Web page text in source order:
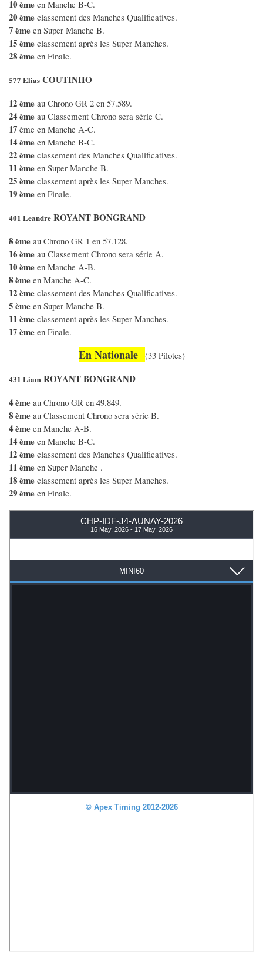
10 ème en Manche B-C.
20 ème classement des Manches Qualificatives.
7 ème en Super Manche B.
15 ème classement après les Super Manches.
28 ème en Finale.
577 Elias COUTINHO
12 ème au Chrono GR 2 en 57.589.
24 ème au Classement Chrono sera série C.
17 ème en Manche A-C.
14 ème en Manche B-C.
22 ème classement des Manches Qualificatives.
11 ème en Super Manche B.
25 ème classement après les Super Manches.
19 ème en Finale.
401 Leandre ROYANT BONGRAND
8 ème au Chrono GR 1 en 57.128.
16 ème au Classement Chrono sera série A.
10 ème en Manche A-B.
8 ème en Manche A-C.
12 ème classement des Manches Qualificatives.
5 ème en Super Manche B.
11 ème classement après les Super Manches.
17 ème en Finale.
En Nationale (33 Pilotes)
431 Liam ROYANT BONGRAND
4 ème au Chrono GR en 49.849.
8 ème au Classement Chrono sera série B.
4 ème en Manche A-B.
14 ème en Manche B-C.
12 ème classement des Manches Qualificatives.
11 ème en Super Manche .
18 ème classement après les Super Manches.
29 ème en Finale.